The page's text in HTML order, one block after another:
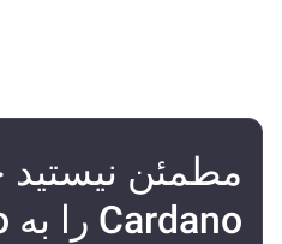
مطمئن نیستید